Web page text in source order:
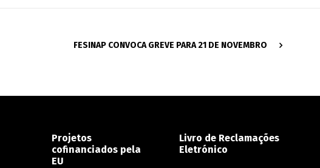
FESINAP CONVOCA GREVE PARA 21 DE NOVEMBRO
Projetos
cofinanciados pela
EU
Livro de Reclamações
Eletrónico